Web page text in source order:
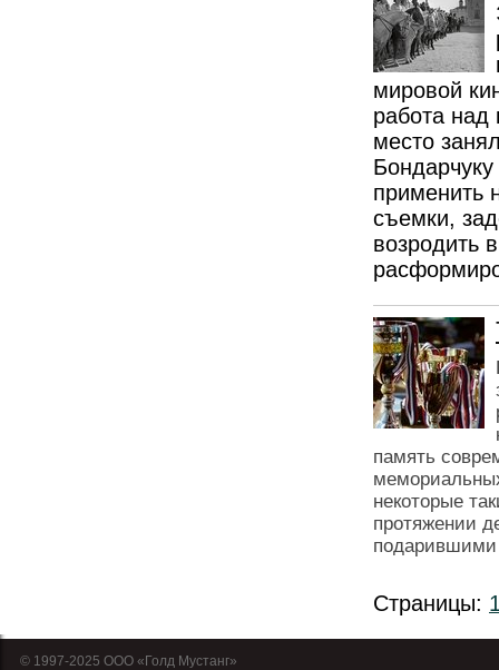
мировой
работа над
место
применить
съемки,
возродить
память
некоторые
протяжении
подарившими
Страницы:
© 1997-2025 OOO «Голд Мустанг»